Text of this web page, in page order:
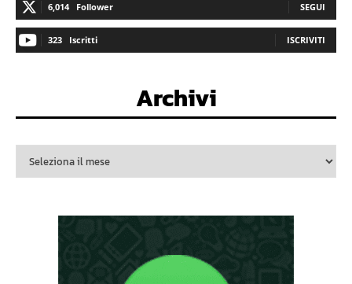
6,014 Follower SEGUI
323 Iscritti ISCRIVITI
Archivi